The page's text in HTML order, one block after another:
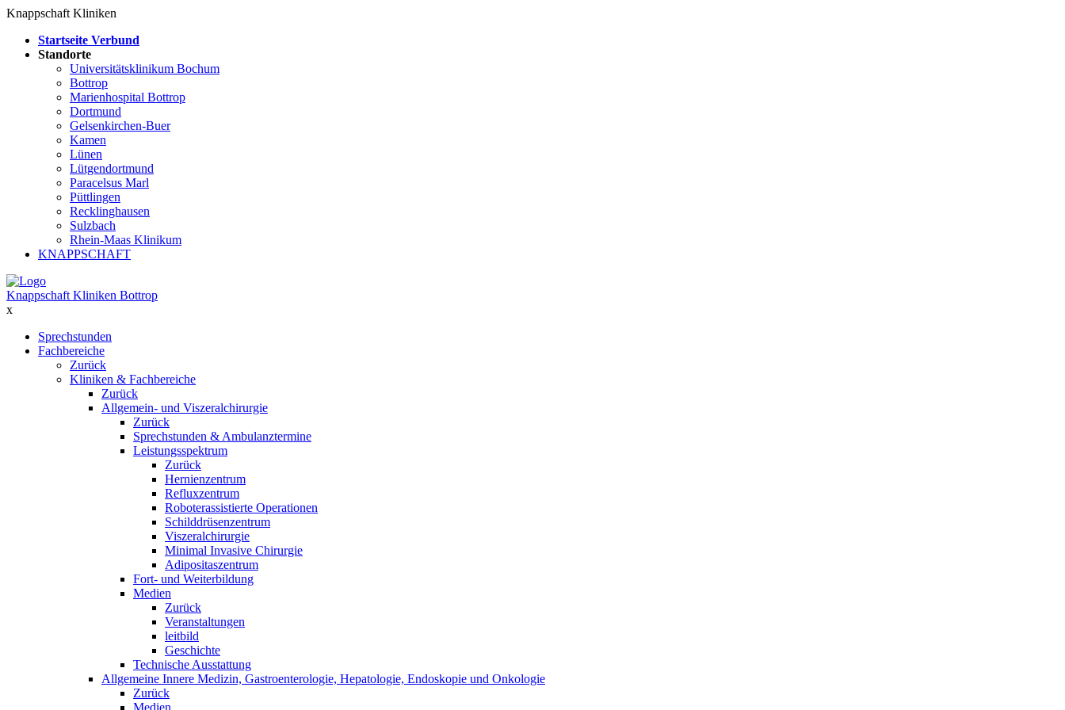
Knappschaft Kliniken
Startseite Verbund
Standorte
Universitätsklinikum Bochum
Bottrop
Marienhospital Bottrop
Dortmund
Gelsenkirchen-Buer
Kamen
Lünen
Lütgendortmund
Paracelsus Marl
Püttlingen
Recklinghausen
Sulzbach
Rhein-Maas Klinikum
KNAPPSCHAFT
Knappschaft Kliniken Bottrop
x
Sprechstunden
Fachbereiche
Zurück
Kliniken & Fachbereiche
Zurück
Allgemein- und Viszeralchirurgie
Zurück
Sprechstunden & Ambulanztermine
Leistungsspektrum
Zurück
Hernienzentrum
Refluxzentrum
Roboterassistierte Operationen
Schilddrüsenzentrum
Viszeralchirurgie
Minimal Invasive Chirurgie
Adipositaszentrum
Fort- und Weiterbildung
Medien
Zurück
Veranstaltungen
leitbild
Geschichte
Technische Ausstattung
Allgemeine Innere Medizin, Gastroenterologie, Hepatologie, Endoskopie und Onkologie
Zurück
Medien